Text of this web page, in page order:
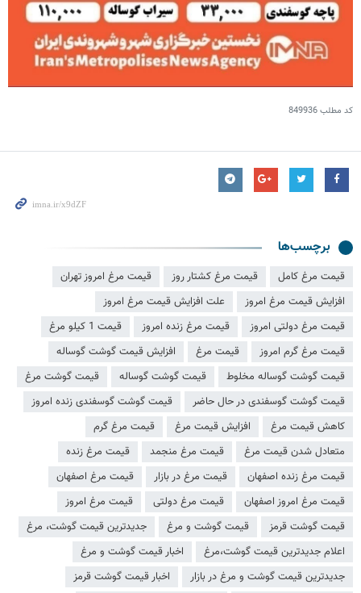
کد مطلب849936
برچسب‌ها
قیمت مرغ کامل قیمت مرغ کشتار روز
قیمت مرغ امروز تهران
افزایش قیمت مرغ امروز
علت افزایش قیمت مرغ امروز
قیمت مرغ دولتی امروز
قیمت مرغ زنده امروز
قیمت 1 کیلو مرغ
قیمت مرغ گرم امروز
قیمت مرغ
افزایش قیمت گوشت گوساله
قیمت گوشت گوساله مخلوط
قیمت گوشت گوساله
قیمت گوشت مرغ
قیمت گوشت گوسفندی در حال حاضر
قیمت گوشت گوسفندی زنده امروز
کاهش قیمت مرغ
افزایش قیمت مرغ
قیمت مرغ گرم
متعادل شدن قیمت مرغ
قیمت مرغ منجمد
قیمت مرغ زنده
قیمت مرغ زنده اصفهان
قیمت مرغ در بازار
قیمت مرغ اصفهان
قیمت مرغ امروز اصفهان
قیمت مرغ دولتی
قیمت مرغ امروز
قیمت گوشت قرمز
قیمت گوشت و مرغ
جدیدترین قیمت گوشت، مرغ
اعلام جدیدترین قیمت گوشت،مرغ
اخبار قیمت گوشت و مرغ
جدیدترین قیمت گوشت و مرغ در بازار
اخبار قیمت گوشت قرمز